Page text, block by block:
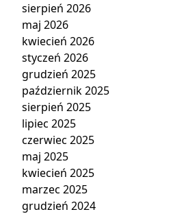
sierpień 2026
maj 2026
kwiecień 2026
styczeń 2026
grudzień 2025
październik 2025
sierpień 2025
lipiec 2025
czerwiec 2025
maj 2025
kwiecień 2025
marzec 2025
grudzień 2024